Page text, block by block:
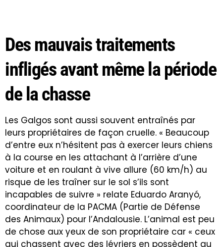
Des mauvais traitements
infligés avant même la période
de la chasse
Les Galgos sont aussi souvent entraînés par
leurs propriétaires de façon cruelle. « Beaucoup
d’entre eux n’hésitent pas à exercer leurs chiens
à la course en les attachant à l’arrière d’une
voiture et en roulant à vive allure (60 km/h) au
risque de les traîner sur le sol s’ils sont
incapables de suivre » relate Eduardo Aranyó,
coordinateur de la PACMA (Partie de Défense
des Animaux) pour l’Andalousie. L’animal est peu
de chose aux yeux de son propriétaire car « ceux
qui chassent avec des lévriers en possèdent au